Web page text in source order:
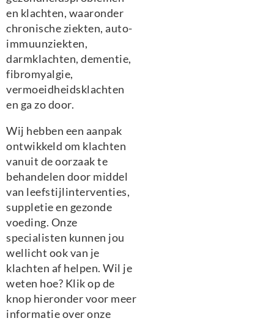
en klachten, waaronder
chronische ziekten, auto-
immuunziekten,
darmklachten, dementie,
fibromyalgie,
vermoeidheidsklachten
en ga zo door.
Wij hebben een aanpak
ontwikkeld om klachten
vanuit de oorzaak te
behandelen door middel
van leefstijlinterventies,
suppletie en gezonde
voeding. Onze
specialisten kunnen jou
wellicht ook van je
klachten af helpen. Wil je
weten hoe? Klik op de
knop hieronder voor meer
informatie over onze